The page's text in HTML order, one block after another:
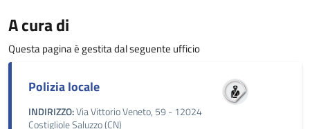
A cura di
Questa pagina è gestita dal seguente ufficio
Polizia locale
INDIRIZZO:Via Vittorio Veneto, 59 - 12024
Costigliole Saluzzo (CN)